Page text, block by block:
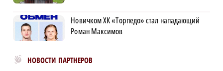
Новичком ХК «Торпедо» стал нападающий
Роман Максимов
НОВОСТИ ПАРТНЕРОВ
Новости МирТесен